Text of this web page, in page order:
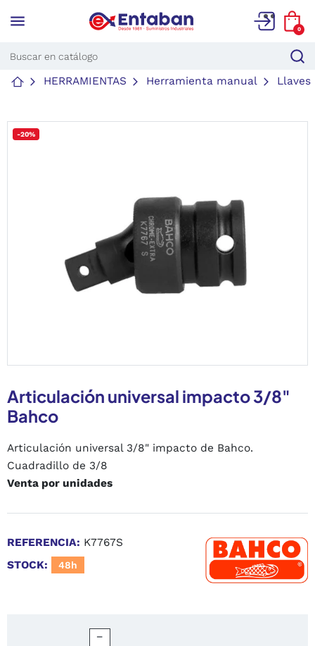
menu 0
HERRAMIENTAS Herramienta manual Llaves
-20%
Articulación universal impacto 3/8"
Bahco
Articulación universal 3/8" impacto de Bahco.
Cuadradillo de 3/8
Venta por unidades
REFERENCIA: K7767S
STOCK:
48h
−